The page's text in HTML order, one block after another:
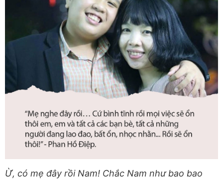
Ừ, có mẹ đây rồi Nam! Chắc Nam như bao bao